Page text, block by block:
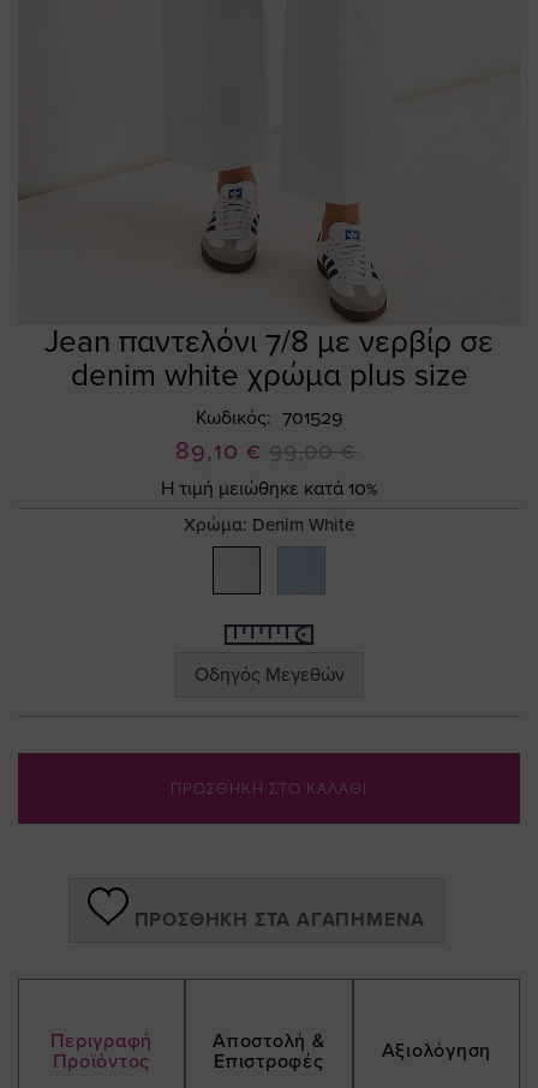
Jean παντελόνι 7/8 με νερβίρ σε
denim white χρώμα plus size
Κωδικός 701529
Ειδική
Τιμή
89,10 € 99,00 €
Η τιμή μειώθηκε κατά 10%
Χρώμα: Denim White
Οδηγός Μεγεθών
ΠΡΟΣΘΗΚΗ ΣΤΟ ΚΑΛΑΘΙ
ΠΡΟΣΘΉΚΗ ΣΤΑ ΑΓΑΠΗΜΈΝΑ
Περιγραφή
Προϊόντος
Αποστολή &
Επιστροφές
Αξιολόγηση